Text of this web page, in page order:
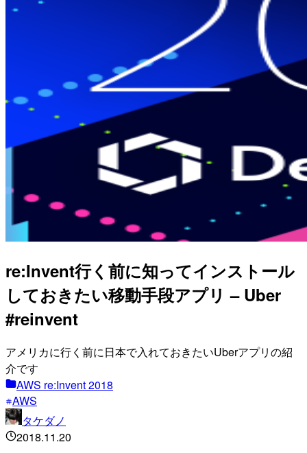
re:Invent行く前に知ってインストール
しておきたい移動手段アプリ – Uber
#reinvent
アメリカに行く前に日本で入れておきたいUberアプリの紹
介です
AWS re:Invent 2018
AWS
タケダノ
2018.11.20